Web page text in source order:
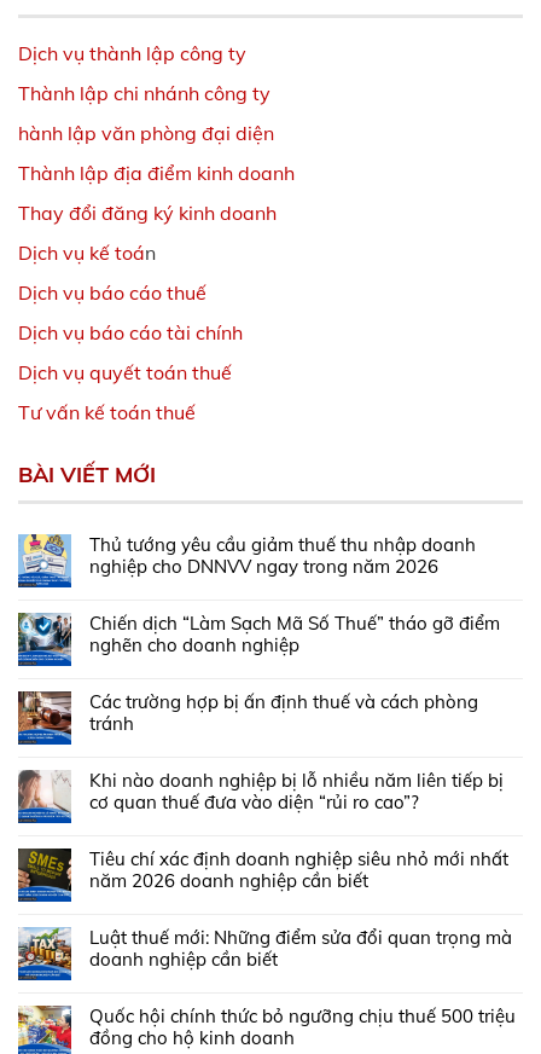
Dịch vụ thành lập công ty
Thành lập chi nhánh công ty
hành lập văn phòng đại diện
Thành lập địa điểm kinh doanh
Thay đổi đăng ký kinh doanh
Dịch vụ kế toán
Dịch vụ báo cáo thuế
Dịch vụ báo cáo tài chính
Dịch vụ quyết toán thuế
Tư vấn kế toán thuế
BÀI VIẾT MỚI
Thủ tướng yêu cầu giảm thuế thu nhập doanh
nghiệp cho DNNVV ngay trong năm 2026
Chiến dịch “Làm Sạch Mã Số Thuế” tháo gỡ điểm
nghẽn cho doanh nghiệp
Các trường hợp bị ấn định thuế và cách phòng
tránh
Khi nào doanh nghiệp bị lỗ nhiều năm liên tiếp bị
cơ quan thuế đưa vào diện “rủi ro cao”?
Tiêu chí xác định doanh nghiệp siêu nhỏ mới nhất
năm 2026 doanh nghiệp cần biết
Luật thuế mới: Những điểm sửa đổi quan trọng mà
doanh nghiệp cần biết
Quốc hội chính thức bỏ ngưỡng chịu thuế 500 triệu
đồng cho hộ kinh doanh